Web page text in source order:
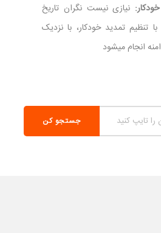
نیازی نیست نگران تاریخ
تنظیم تمدید خودکار، با نزدیک
انجام میشود